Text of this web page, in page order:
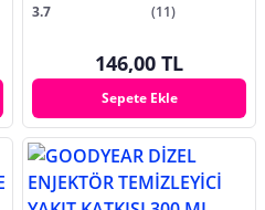
3.7
(11)
146,00 TL
Sepete Ekle